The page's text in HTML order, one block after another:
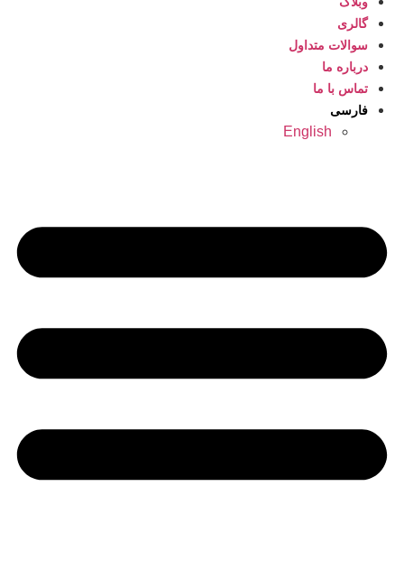
گالری
سوالات متداول
درباره ما
تماس با ما
فارسی
English